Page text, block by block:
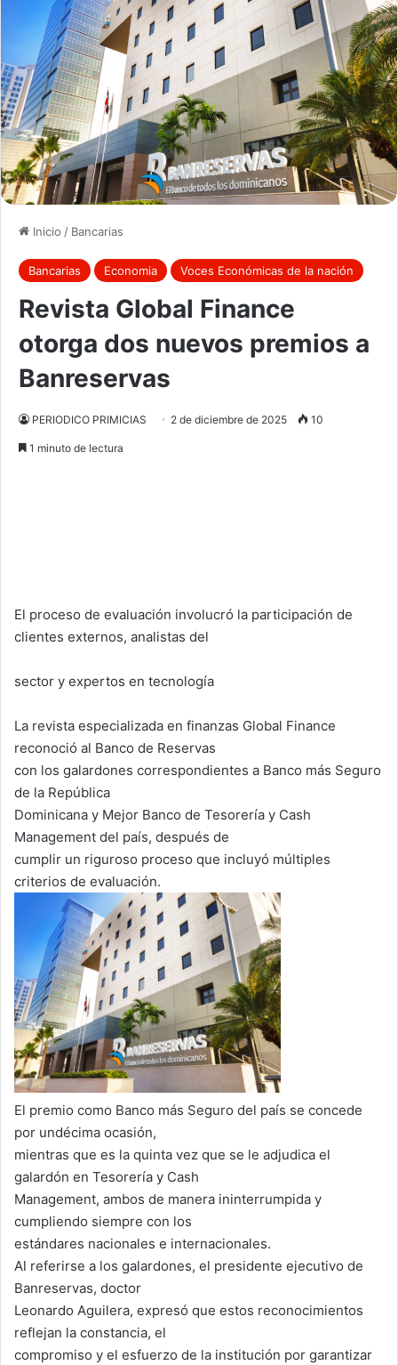
Inicio / Bancarias
Bancarias Economia Voces Económicas de la nación
Revista Global Finance
otorga dos nuevos premios a
Banreservas
PERIODICO PRIMICIAS 2 de diciembre de 2025 10
1 minuto de lectura
El proceso de evaluación involucró la participación de
clientes externos, analistas del
sector y expertos en tecnología
La revista especializada en finanzas Global Finance
reconoció al Banco de Reservas
con los galardones correspondientes a Banco más Seguro
de la República
Dominicana y Mejor Banco de Tesorería y Cash
Management del país, después de
cumplir un riguroso proceso que incluyó múltiples
criterios de evaluación.
El premio como Banco más Seguro del país se concede
por undécima ocasión,
mientras que es la quinta vez que se le adjudica el
galardón en Tesorería y Cash
Management, ambos de manera ininterrumpida y
cumpliendo siempre con los
estándares nacionales e internacionales.
Al referirse a los galardones, el presidente ejecutivo de
Banreservas, doctor
Leonardo Aguilera, expresó que estos reconocimientos
reflejan la constancia, el
compromiso y el esfuerzo de la institución por garantizar